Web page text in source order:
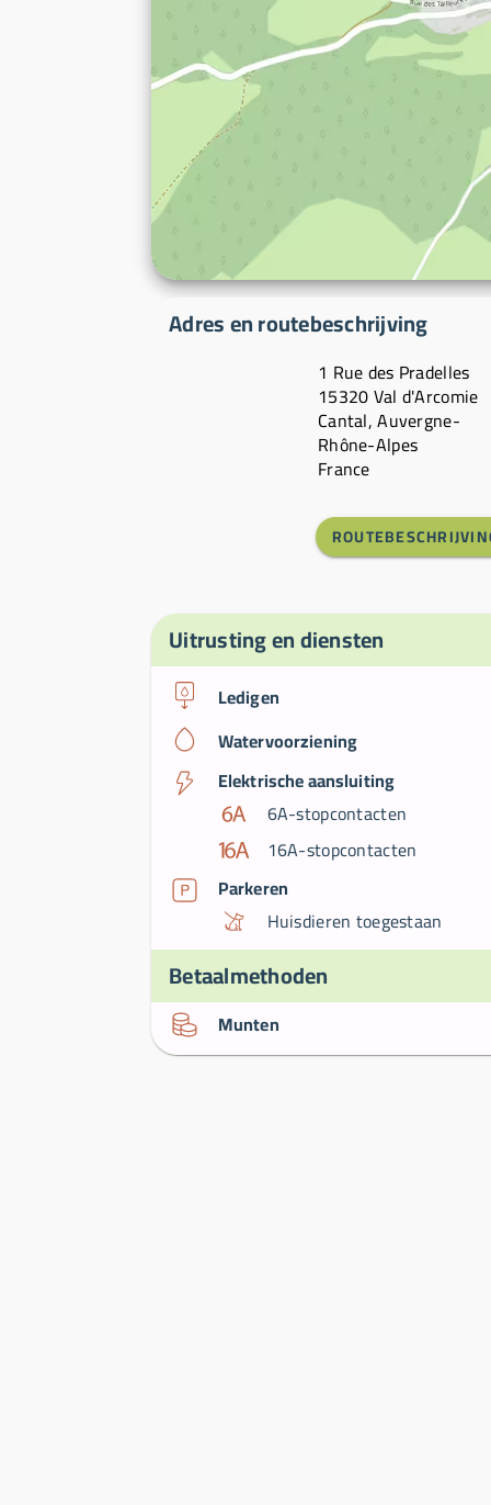
Adres en routebeschrijving
1 Rue des Pradelles
15320 Val d'Arcomie
Cantal, Auvergne-
Rhône-Alpes
France
Uitrusting en diensten
Ledigen
Watervoorziening
Elektrische aansluiting
6A-stopcontacten
16A-stopcontacten
Parkeren
Huisdieren toegestaan
Betaalmethoden
Munten